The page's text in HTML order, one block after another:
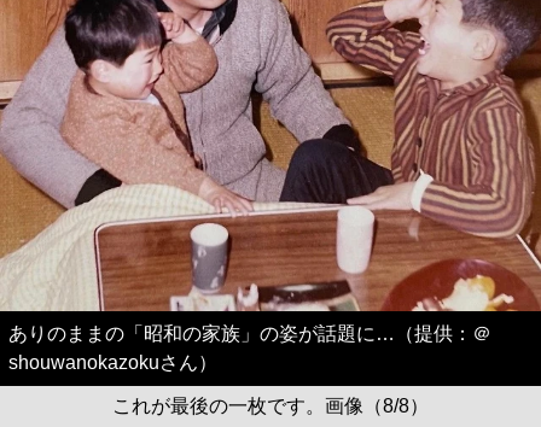
ありのままの「昭和の家族」の姿が話題に…（提供：＠
shouwanokazokuさん）
これが最後の一枚です。画像（8/8）